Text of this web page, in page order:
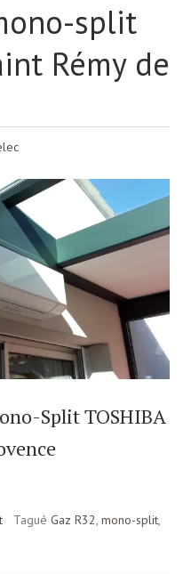
split
Rémy de
Split TOSHIBA
Tagué Gaz R32, mono-split,